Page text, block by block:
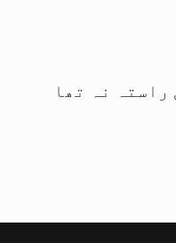
راستہ نہ تھا